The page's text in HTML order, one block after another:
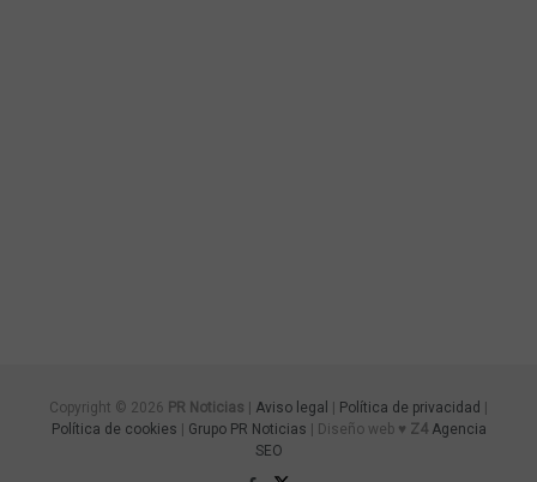
Copyright © 2026 PR Noticias Aviso legal Política de privacidad
Política de cookies
Grupo PR Noticias | Diseño web ♥ Z4 Agencia
SEO